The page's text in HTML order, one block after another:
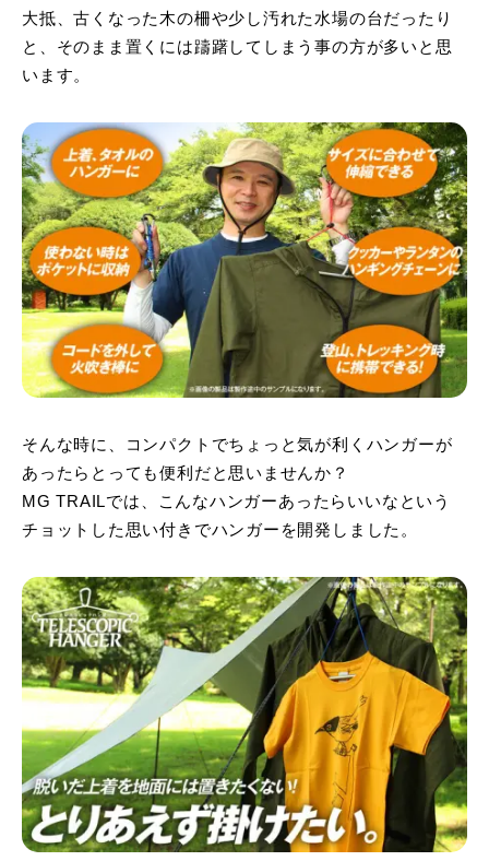
大抵、古くなった木の柵や少し汚れた水場の台だったり
と、そのまま置くには躊躇してしまう事の方が多いと思
います。
そんな時に、コンパクトでちょっと気が利くハンガーが
あったらとっても便利だと思いませんか？
MG TRAILでは、こんなハンガーあったらいいなという
チョットした思い付きでハンガーを開発しました。